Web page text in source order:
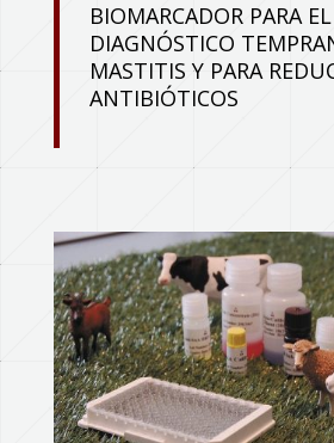
BIOMARCADOR PARA EL
DIAGNÓSTICO
MASTITIS Y PARA
ANTIBIÓTICOS